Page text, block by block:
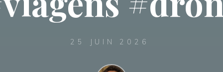
25 JUIN 2026